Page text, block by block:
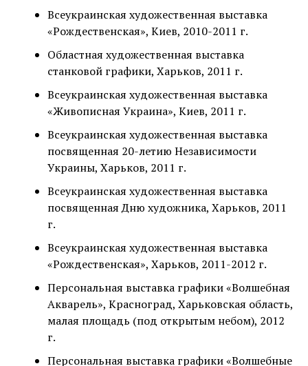
Всеукраинская художественная выставка
«Рождественская», Киев, 2010-2011 г.
Областная художественная выставка
станковой графики, Харьков, 2011 г.
Всеукраинская художественная выставка
«Живописная Украина», Киев, 2011 г.
Всеукраинская художественная выставка
посвященная 20-летию Независимости
Украины, Харьков, 2011 г.
Всеукраинская художественная выставка
посвященная Дню художника, Харьков, 2011
г.
Всеукраинская художественная выставка
«Рождественская», Харьков, 2011-2012 г.
Персональная выставка графики «Волшебная
Акварель», Красноград, Харьковская область,
малая площадь (под открытым небом), 2012
г.
Персональная выставка графики «Волшебные